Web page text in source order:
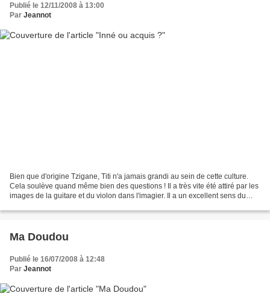
Publié le 12/11/2008 à 13:00
Par Jeannot
Bien que d'origine Tzigane, Titi n'a jamais grandi au sein de cette culture.
Cela soulève quand même bien des questions ! Il a très vite été attiré par les
images de la guitare et du violon dans l'imagier. Il a un excellent sens du
Ma Doudou
Publié le 16/07/2008 à 12:48
Par Jeannot